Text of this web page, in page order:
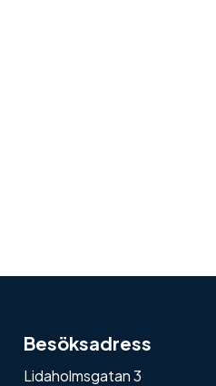
Besöksadress
Lidaholmsgatan 3